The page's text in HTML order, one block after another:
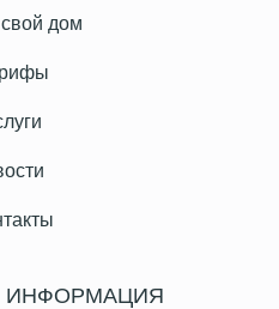
дом
ИНФОРМАЦИЯ